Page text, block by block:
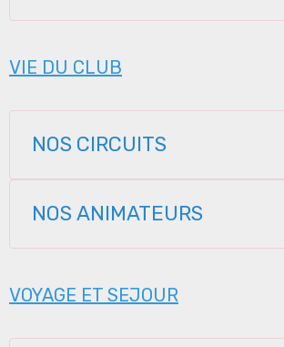
VIE DU CLUB
NOS CIRCUITS
NOS ANIMATEURS
VOYAGE ET SEJOUR